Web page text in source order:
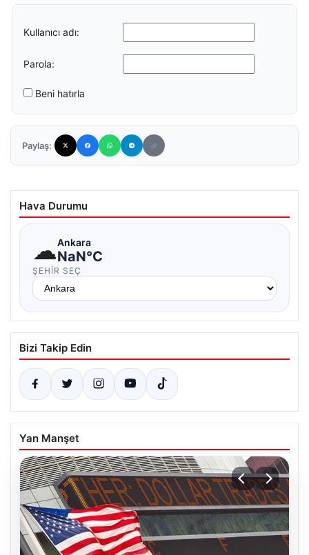
Kullanıcı adı:
Parola:
Beni hatırla
Paylaş:
Hava Durumu
☁Ankara
NaN°C
ŞEHIR SEÇ
Bizi Takip Edin
Yan Manşet